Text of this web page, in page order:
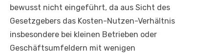
bewusst nicht eingeführt, da aus Sicht des
Gesetzgebers das Kosten-Nutzen-Verhältnis
insbesondere bei kleinen Betrieben oder
Geschäftsumfeldern mit wenigen